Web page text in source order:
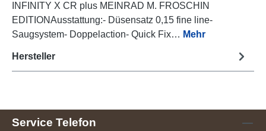
INFINITY X CR plus MEINRAD M. FROSCHIN
EDITIONAusstattung:- Düsensatz 0,15 fine line-
Saugsystem- Doppelaction- Quick Fix… Mehr
Hersteller
Service Telefon